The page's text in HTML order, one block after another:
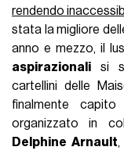
rendendo
stata la migliore
anno e mezzo, il
aspirazionali si
cartellini delle
finalmente
organizzato in
Delphine Arnault,